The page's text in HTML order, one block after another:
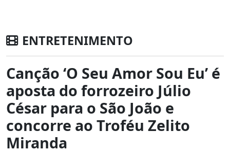
ENTRETENIMENTO
Canção ‘O Seu Amor Sou Eu’ é
aposta do forrozeiro Júlio
César para o São João e
concorre ao Troféu Zelito
Miranda